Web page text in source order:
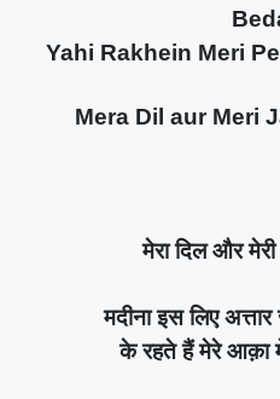
Yahi Rakhein Meri
Mera Dil aur Meri
मेरा दिल और
मदीना इस लिए अत्तार
के रहते हैं मेरे आक़ा